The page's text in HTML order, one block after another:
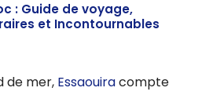
: Guide de voyage,
et Incontournables
de mer, Essaouiracompte